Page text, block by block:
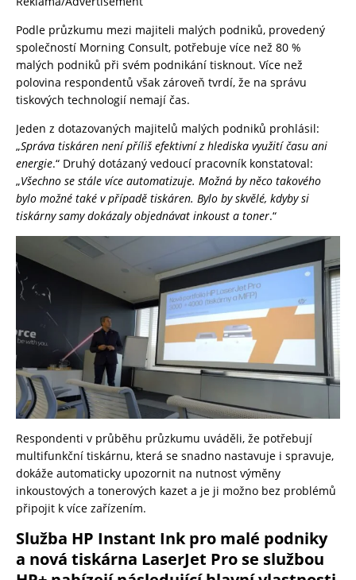
Podle průzkumu mezi majiteli malých podniků, provedený
společností Morning Consult, potřebuje více než 80 %
malých podniků při svém podnikání tisknout. Více než
polovina respondentů však zároveň tvrdí, že na správu
tiskových technologií nemají čas.
Jeden z dotazovaných majitelů malých podniků prohlásil:
„Správa tiskáren není příliš efektivní z hlediska využití času ani
energie.“ Druhý dotázaný vedoucí pracovník konstatoval:
„Všechno se stále více automatizuje. Možná by něco takového
bylo možné také v případě tiskáren. Bylo by skvělé, kdyby si
tiskárny samy dokázaly objednávat inkoust a toner.“
Respondenti v průběhu průzkumu uváděli, že potřebují
multifunkční tiskárnu, která se snadno nastavuje i spravuje,
dokáže automaticky upozornit na nutnost výměny
inkoustových a tonerových kazet a je ji možno bez problémů
připojit k více zařízením.
Služba HP Instant Ink pro malé podniky
a nová tiskárna LaserJet Pro se službou